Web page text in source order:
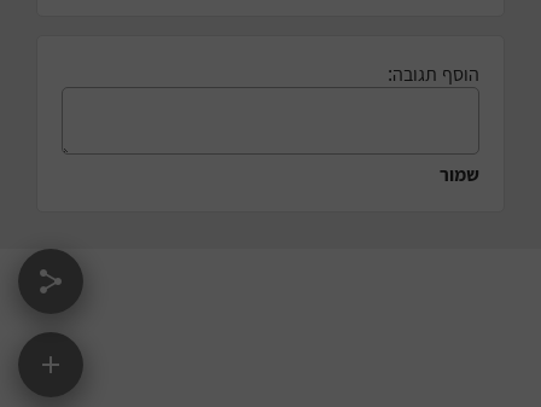
הוסף תגובה:
שמור